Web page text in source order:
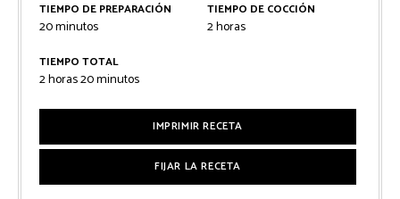
TIEMPO DE PREPARACIÓN
20minutos
minutos
TIEMPO DE COCCIÓN
2horas
horas
TIEMPO TOTAL
2horas
horas20minutos
minutos
IMPRIMIR RECETA
FIJAR LA RECETA